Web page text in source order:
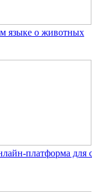
языке о животных
платформа для